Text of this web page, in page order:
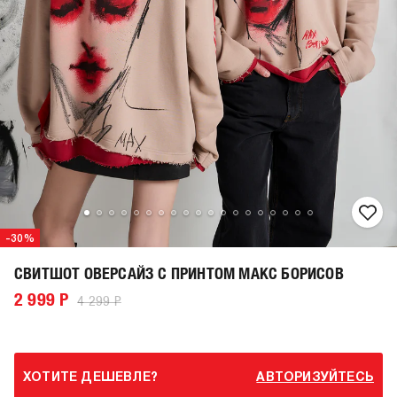
-30%
СВИТШОТ ОВЕРСАЙЗ С ПРИНТОМ МАКС БОРИСОВ
2 999 Р 4 299 Р
ХОТИТЕ ДЕШЕВЛЕ? АВТОРИЗУЙТЕСЬ